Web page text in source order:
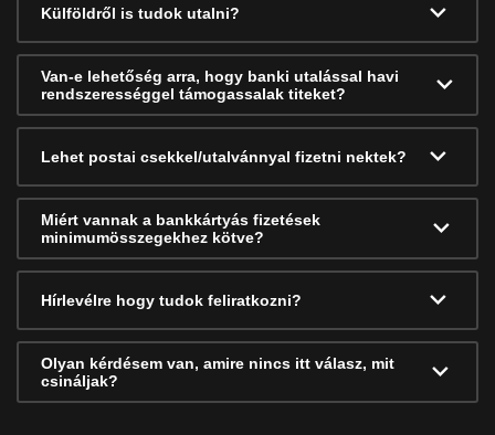
Külföldről is tudok utalni?
Van-e lehetőség arra, hogy banki utalással havi
rendszerességgel támogassalak titeket?
Lehet postai csekkel/utalvánnyal fizetni nektek?
Miért vannak a bankkártyás fizetések
minimumösszegekhez kötve?
Hírlevélre hogy tudok feliratkozni?
Olyan kérdésem van, amire nincs itt válasz, mit
csináljak?